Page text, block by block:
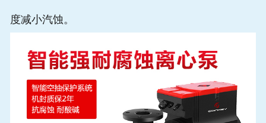
度减小汽蚀。